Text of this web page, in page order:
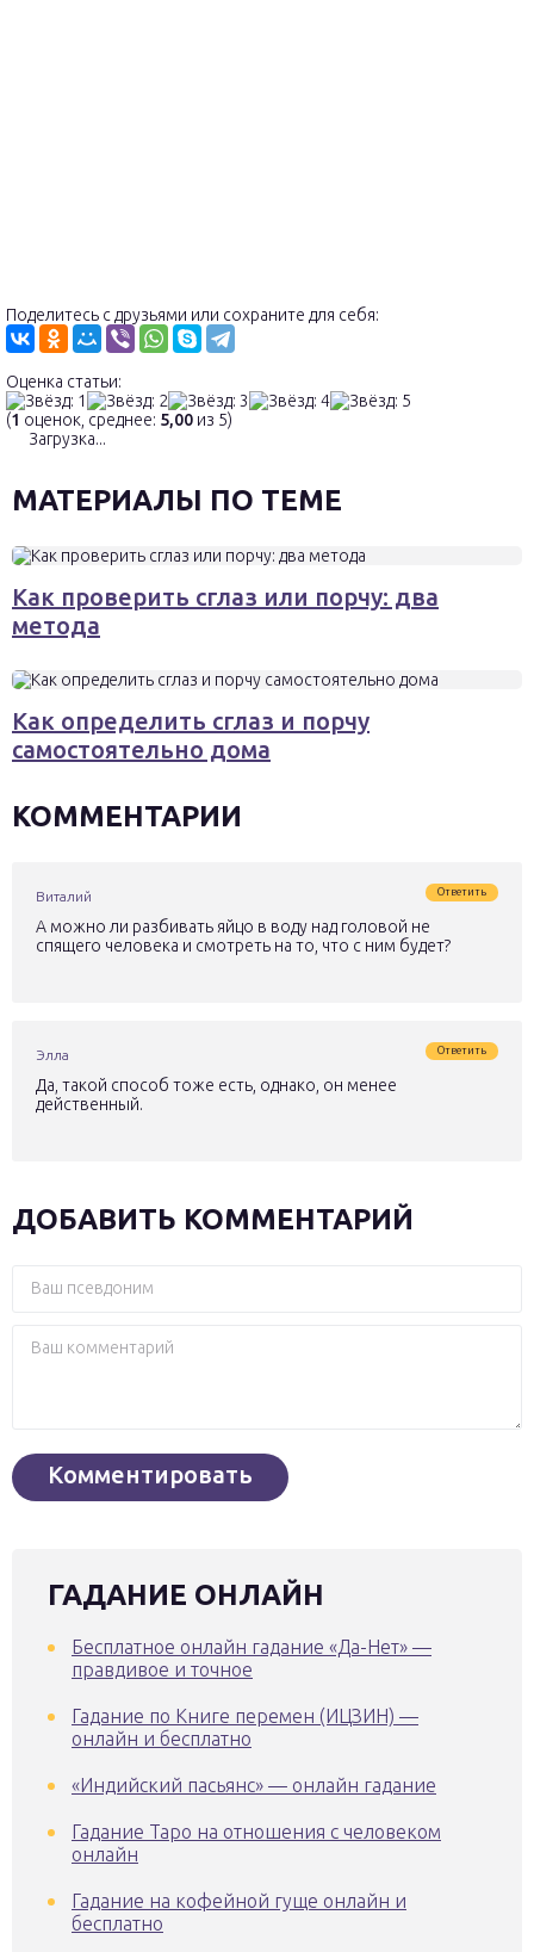
Поделитесь с друзьями или сохраните для себя:
Оценка статьи:
(1 оценок, среднее: 5,00 из 5)
Загрузка...
МАТЕРИАЛЫ ПО ТЕМЕ
Как проверить сглаз или порчу: два
метода
Как определить сглаз и порчу
самостоятельно дома
КОММЕНТАРИИ
Виталий Ответить
А можно ли разбивать яйцо в воду над головой не
спящего человека и смотреть на то, что с ним будет?
Элла Ответить
Да, такой способ тоже есть, однако, он менее
действенный.
ДОБАВИТЬ КОММЕНТАРИЙ
ГАДАНИЕ ОНЛАЙН
Бесплатное онлайн гадание «Да-Нет» —
правдивое и точное
Гадание по Книге перемен (ИЦЗИН) —
онлайн и бесплатно
«Индийский пасьянс» — онлайн гадание
Гадание Таро на отношения с человеком
онлайн
Гадание на кофейной гуще онлайн и
бесплатно